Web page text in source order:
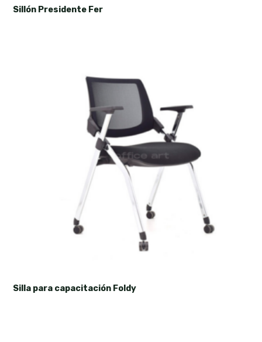
Sillón Presidente Fer
Silla para capacitación Foldy